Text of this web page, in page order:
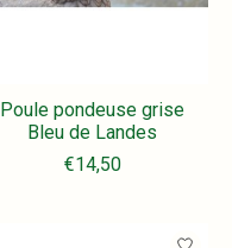
Poule pondeuse grise
Bleu de Landes
€14,50